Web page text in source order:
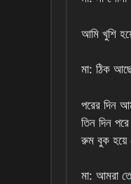
আমি খুশি
মা: ঠিক
পরের দিন
তিন দিন
রুম বুক হয়ে
মা: আমরা